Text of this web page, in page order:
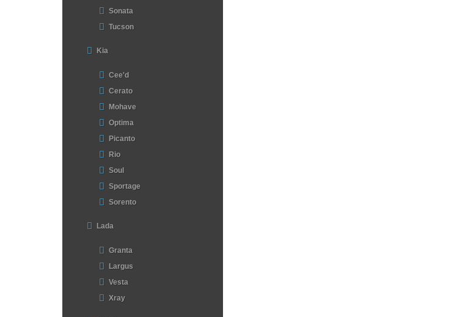
Sonata
Tucson
Kia
Cee'd
Cerato
Mohave
Optima
Picanto
Rio
Soul
Sportage
Sorento
Lada
Granta
Largus
Vesta
Xray